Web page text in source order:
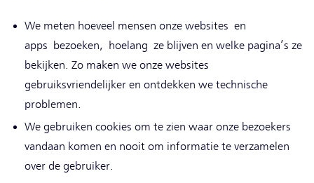
We meten hoeveel mensen onze websites en
apps bezoeken, hoelang ze blijven en welke pagina’s ze
bekijken. Zo maken we onze websites
gebruiksvriendelijker en ontdekken we technische
problemen.
We gebruiken cookies om te zien waar onze bezoekers
vandaan komen en nooit om informatie te verzamelen
over de gebruiker.